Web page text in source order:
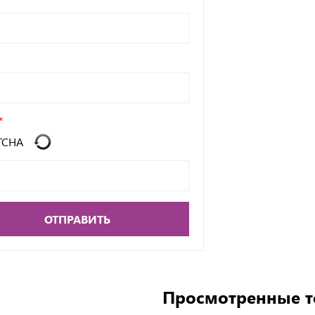
ОТПРАВИТЬ
Просмотренные